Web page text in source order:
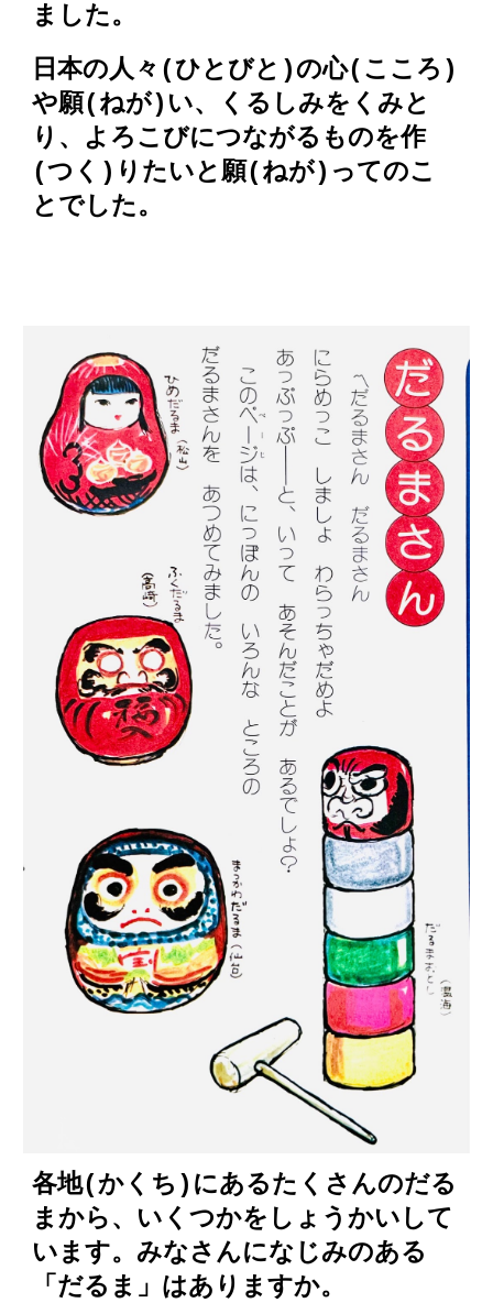
ま した。
日本の人々(ひとびと)の心(こころ)
や願(ねが)い、くるしみをくみと
り、よろこびにつながるものを作
(つく)りたいと願(ねが)ってのこ
とでした。
各地(かくち)にあるたくさんのだる
まから、いくつかをしょうかいして
います。みなさんになじみのある
「だるま」はありますか。